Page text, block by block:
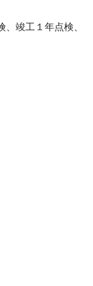
竣工１年点検、